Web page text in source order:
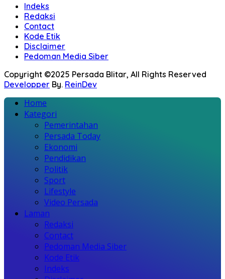
Indeks
Redaksi
Contact
Kode Etik
Disclaimer
Pedoman Media Siber
Copyright ©2025 Persada Blitar, All Rights Reserved
Developper By. ReinDev
Home
Kategori
Pemerintahan
Persada Today
Ekonomi
Pendidikan
Politik
Sport
Lifestyle
Video Persada
Laman
Redaksi
Contact
Pedoman Media Siber
Kode Etik
Indeks